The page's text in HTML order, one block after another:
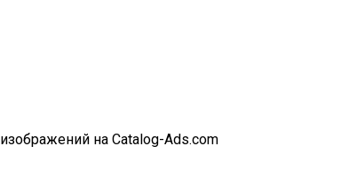
на Catalog-Ads.com